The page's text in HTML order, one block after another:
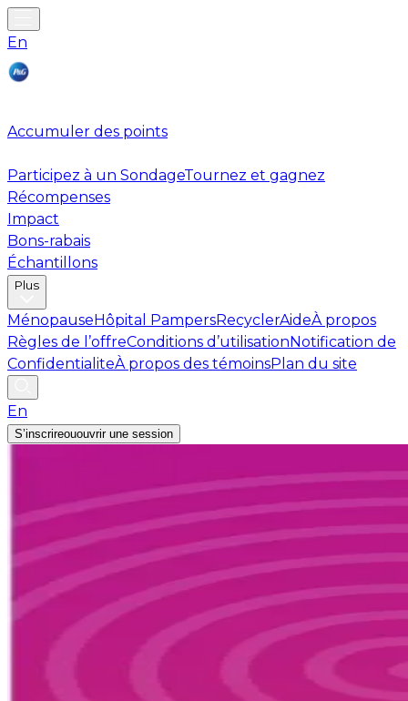
En
Accumuler des points
Participez à un SondageTournez et gagnez
Récompenses
Impact
Bons-rabais
Échantillons
Plus
MénopauseHôpital PampersRecyclerAideÀ propos
Règles de l’offreConditions d’utilisationNotification de
ConfidentialiteÀ propos des témoinsPlan du site
En
S’inscrireououvrir une session